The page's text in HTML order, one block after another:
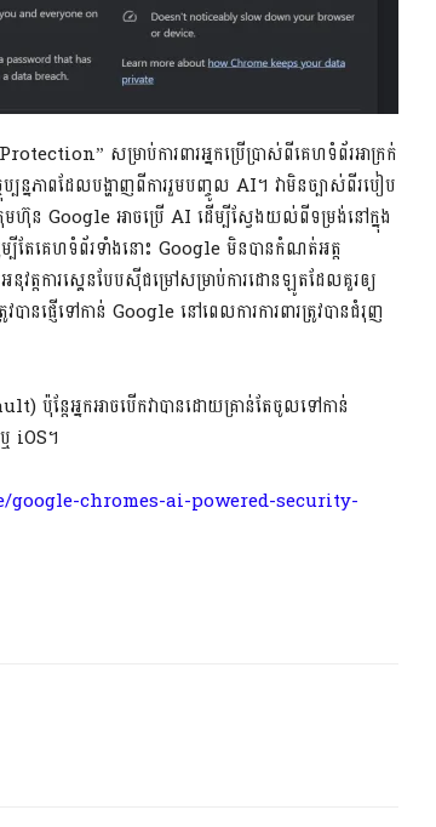
សម្រាប់ការពារអ្នកប្រើប្រាស់ពីគេហទំព័រអាក្រក់
នភាពដែលបង្ហាញពីការរួមបញ្ចូល AI។ វាមិនច្បាស់ពីរបៀប
ហ៊ុន Google អាចប្រើ AI ដើម្បីស្វែងយល់ពីទម្រង់នៅក្នុង
បីតែគេហទំព័រទាំងនោះ Google មិនបានកំណត់អត្ត
ត្តការស្គេនបែបស៊ីជម្រៅសម្រាប់ការដោនឡូតដែលគួរឲ្យ
ញើទៅកាន់ Google នៅពេលការការពារត្រូវបានជំរុញ
ប៉ុន្តែអ្នកអាចបើកវាបានដោយគ្រាន់តែចូលទៅកាន់
iOS។
chromes-ai-powered-security-